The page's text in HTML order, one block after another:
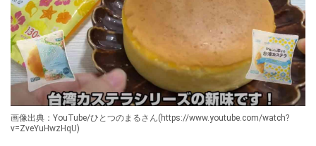
画像出典：YouTube/ひとつのまるさん(https://www.youtube.com/watch?
v=ZveYuHwzHqU)